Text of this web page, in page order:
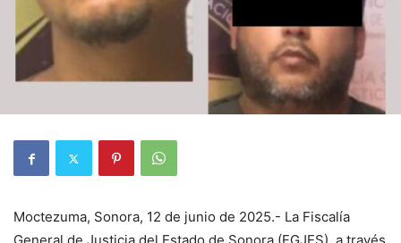
Moctezuma, Sonora, 12 de junio de 2025.- La Fiscalía